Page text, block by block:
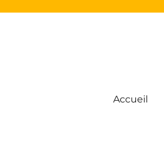
Accueil